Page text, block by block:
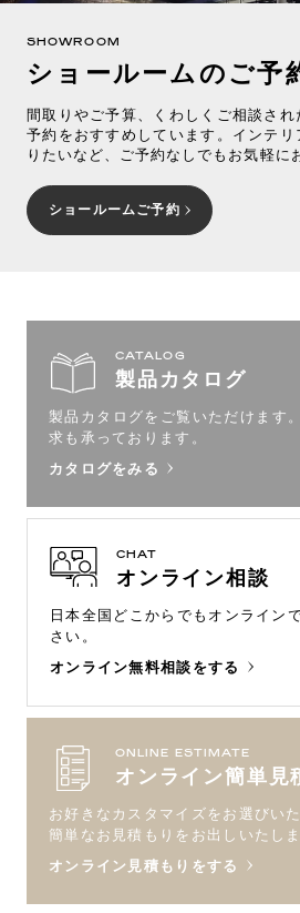
SHOWROOM
ショールームのご予
間取りやご予算、くわしくご相談さ
予約をおすすめしています。インテ
りたいなど、ご予約なしでもお気軽に
ショールームご予約
CATALOG
製品カタログ
製品カタログをご覧いただけます。
求も承っております。
カタログをみる
CHAT
オンライン相談
日本全国どこからでもオンライン
さい。
オンライン無料相談をする
ONLINE ESTIMATE
オンライン簡単見
お好きなカスタマイズをお選びい
簡単なお見積もりをお出しいたしま
オンライン見積もりをする